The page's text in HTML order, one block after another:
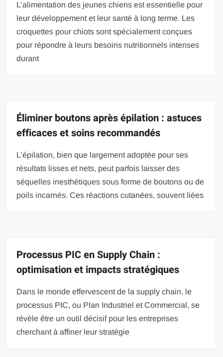
L’alimentation des jeunes chiens est essentielle pour
leur développement et leur santé à long terme. Les
croquettes pour chiots sont spécialement conçues
pour répondre à leurs besoins nutritionnels intenses
durant
Éliminer boutons après épilation : astuces
efficaces et soins recommandés
L’épilation, bien que largement adoptée pour ses
résultats lisses et nets, peut parfois laisser des
séquelles inesthétiques sous forme de boutons ou de
poils incarnés. Ces réactions cutanées, souvent liées
Processus PIC en Supply Chain :
optimisation et impacts stratégiques
Dans le monde effervescent de la supply chain, le
processus PIC, ou Plan Industriel et Commercial, se
révèle être un outil décisif pour les entreprises
cherchant à affiner leur stratégie